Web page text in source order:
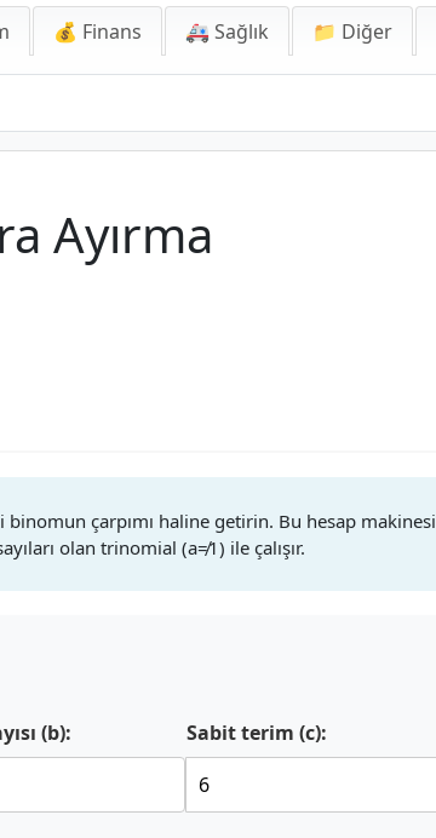
💰 Finans 🚑 Sağlık 📁 Diğer
Ayırma
çarpımı haline getirin. Bu hesap makinesi
olan trinomial (a≠1) ile çalışır.
(b): Sabit terim (c):